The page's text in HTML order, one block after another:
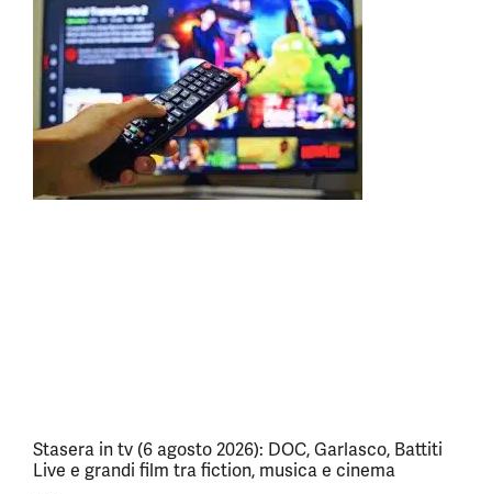
Stasera in tv (6 agosto 2026): DOC, Garlasco, Battiti
Live e grandi film tra fiction, musica e cinema